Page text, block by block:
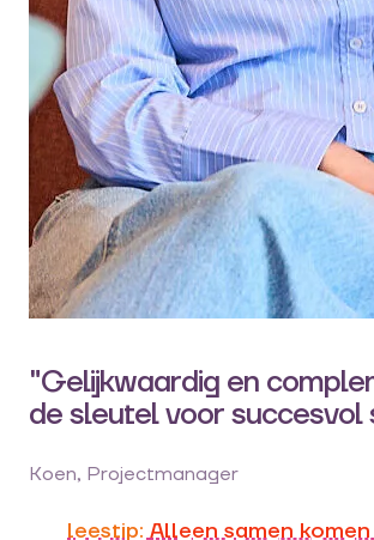
"Gelijkwaardig en
de sleutel voor succesvol
Koen, Projectmanager
leestip:Alleen samen